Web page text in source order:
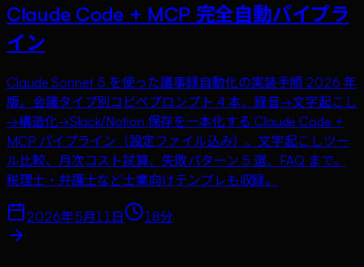
Claude Code + MCP 完全自動パイプラ
イン
Claude Sonnet 5 を使った議事録自動化の実装手順 2026 年
版。会議タイプ別コピペプロンプト 4 本、録音→文字起こし
→構造化→Slack/Notion 保存を一本化する Claude Code +
MCP パイプライン（設定ファイル込み）、文字起こしツー
ル比較、月次コスト試算、失敗パターン 5 選、FAQ まで。
税理士・弁護士など士業向けテンプレも収録。
2026年5月11日 18分